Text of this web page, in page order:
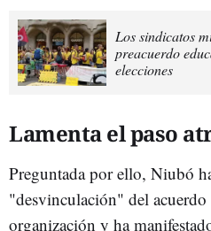
Los sindicatos
preacuerdo
elecciones
Lamenta el paso
Preguntada por ello, Niubó
"desvinculación" del acuerdo
organización y ha